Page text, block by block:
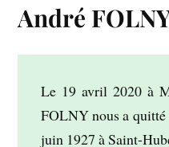
André
Le 19 avril 2020 à
FOLNY nous a quitté
juin 1927 à Saint-